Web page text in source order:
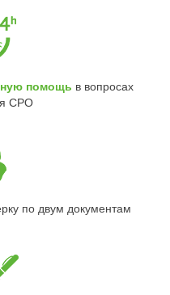
помощь в вопросах
СРО
по двум документам